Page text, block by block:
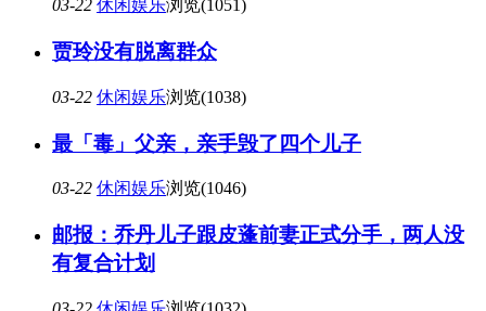
03-22 休闲娱乐浏览(1051)
贾玲没有脱离群众
03-22 休闲娱乐浏览(1038)
最「毒」父亲，亲手毁了四个儿子
03-22 休闲娱乐浏览(1046)
邮报：乔丹儿子跟皮蓬前妻正式分手，两人没
有复合计划